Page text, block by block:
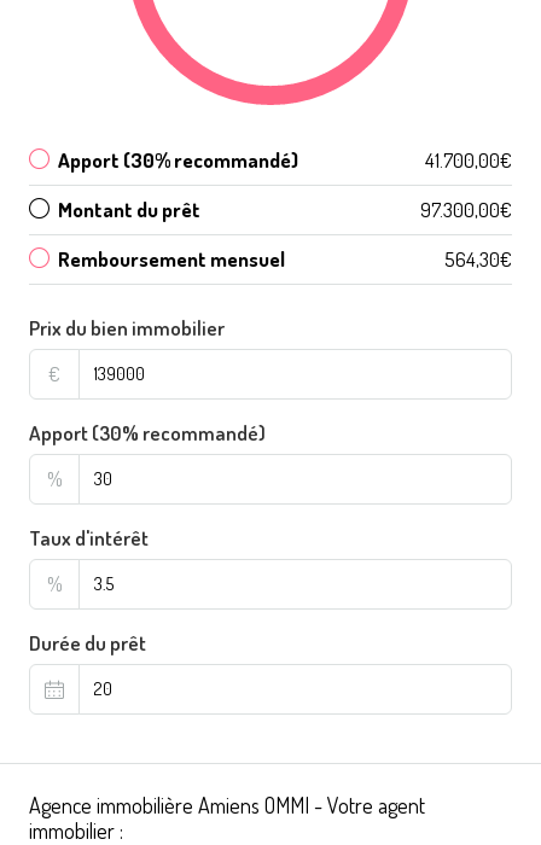
Apport (30% recommandé)
41.700,00€
Montant du prêt
97.300,00€
Remboursement mensuel
564,30€
Prix du bien immobilier
€
Apport (30% recommandé)
%
Taux d'intérêt
%
Durée du prêt
Agence immobilière Amiens OMMI - Votre agent
immobilier :